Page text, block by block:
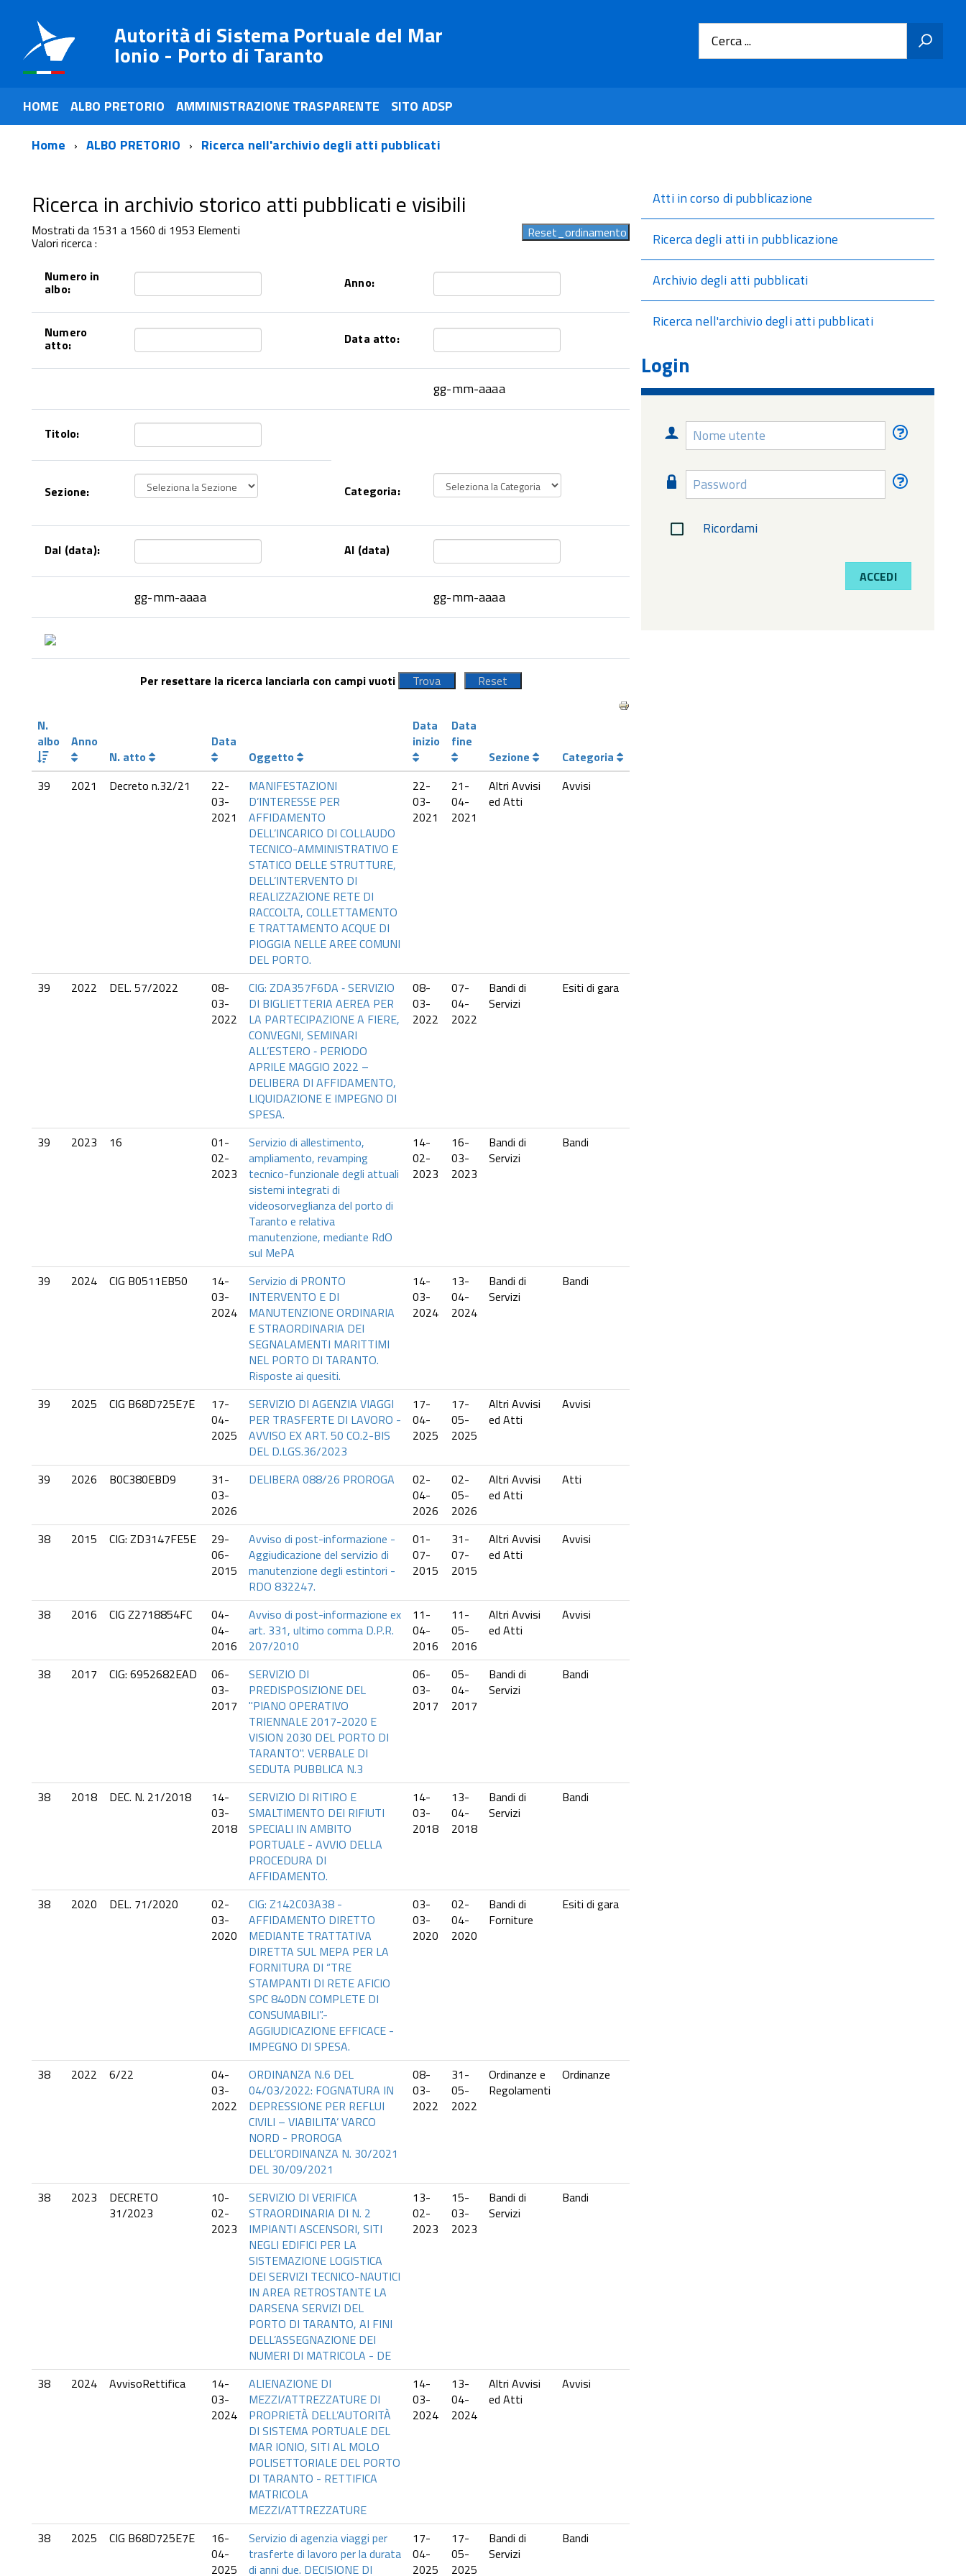
Autorità di Sistema Portuale del Mar
Ionio - Porto di Taranto Cerca ...
HOME ALBO PRETORIO AMMINISTRAZIONE TRASPARENTE
SITO ADSP
Home
ALBO PRETORIO Ricerca nell'archivio degli atti pubblicati
Ricerca in archivio storico atti pubblicati e visibili
Mostrati da 1531 a 1560 di 1953 Elementi
Valori ricerca :
Numero in
albo: Anno:
Numero
atto: Data atto:
gg-mm-aaaa
Titolo:
Sezione: Categoria:
Dal (data): Al (data)
gg-mm-aaaa gg-mm-aaaa
Per resettare la ricerca lanciarla con campi vuoti
N.
albo
Anno
N. atto
Data
Oggetto
Data
inizio
Data
fine
Sezione
Categoria
39
2021 Decreto n.32/21
22-
03-
2021
MANIFESTAZIONI
D’INTERESSE PER
AFFIDAMENTO
DELL’INCARICO DI COLLAUDO
TECNICO-AMMINISTRATIVO E
STATICO DELLE STRUTTURE,
DELL’INTERVENTO DI
REALIZZAZIONE RETE DI
RACCOLTA, COLLETTAMENTO
E TRATTAMENTO ACQUE DI
PIOGGIA NELLE AREE COMUNI
DEL PORTO.
22-
03-
2021
21-
04-
2021
Altri Avvisi
ed Atti
Avvisi
39 2022 DEL. 57/2022
08-
03-
2022
CIG: ZDA357F6DA ‐ SERVIZIO
DI BIGLIETTERIA AEREA PER
LA PARTECIPAZIONE A FIERE,
CONVEGNI, SEMINARI
ALL’ESTERO ‐ PERIODO
APRILE MAGGIO 2022 –
DELIBERA DI AFFIDAMENTO,
LIQUIDAZIONE E IMPEGNO DI
SPESA.
08-
03-
2022
07-
04-
2022
Bandi di
Servizi
Esiti di gara
39 2023 16
01-
02-
2023
Servizio di allestimento,
ampliamento, revamping
tecnico-funzionale degli attuali
sistemi integrati di
videosorveglianza del porto di
Taranto e relativa
manutenzione, mediante RdO
sul MePA
14-
02-
2023
16-
03-
2023
Bandi di
Servizi
Bandi
39 2024 CIG B0511EB50
14-
03-
2024
Servizio di PRONTO
INTERVENTO E DI
MANUTENZIONE ORDINARIA
E STRAORDINARIA DEI
SEGNALAMENTI MARITTIMI
NEL PORTO DI TARANTO.
Risposte ai quesiti.
14-
03-
2024
13-
04-
2024
Bandi di
Servizi
Bandi
39 2025 CIG B68D725E7E
17-
04-
2025
SERVIZIO DI AGENZIA VIAGGI
PER TRASFERTE DI LAVORO -
AVVISO EX ART. 50 CO.2-BIS
DEL D.LGS.36/2023
17-
04-
2025
17-
05-
2025
Altri Avvisi
ed Atti
Avvisi
39 2026 B0C380EBD9
31-
03-
2026
DELIBERA 088/26 PROROGA
02-
04-
2026
02-
05-
2026
Altri Avvisi
ed Atti
Atti
38 2015 CIG: ZD3147FE5E
29-
06-
2015
Avviso di post-informazione -
Aggiudicazione del servizio di
manutenzione degli estintori -
RDO 832247.
01-
07-
2015
31-
07-
2015
Altri Avvisi
ed Atti
Avvisi
38 2016 CIG Z2718854FC
04-
04-
2016
Avviso di post-informazione ex
art. 331, ultimo comma D.P.R.
207/2010
11-
04-
2016
11-
05-
2016
Altri Avvisi
ed Atti
Avvisi
38 2017 CIG: 6952682EAD
06-
03-
2017
SERVIZIO DI
PREDISPOSIZIONE DEL
"PIANO OPERATIVO
TRIENNALE 2017-2020 E
VISION 2030 DEL PORTO DI
TARANTO". VERBALE DI
SEDUTA PUBBLICA N.3
06-
03-
2017
05-
04-
2017
Bandi di
Servizi
Bandi
38 2018 DEC. N. 21/2018
14-
03-
2018
SERVIZIO DI RITIRO E
SMALTIMENTO DEI RIFIUTI
SPECIALI IN AMBITO
PORTUALE - AVVIO DELLA
PROCEDURA DI
AFFIDAMENTO.
14-
03-
2018
13-
04-
2018
Bandi di
Servizi
Bandi
38 2020 DEL. 71/2020
02-
03-
2020
CIG: Z142C03A38 -
AFFIDAMENTO DIRETTO
MEDIANTE TRATTATIVA
DIRETTA SUL MEPA PER LA
FORNITURA DI “TRE
STAMPANTI DI RETE AFICIO
SPC 840DN COMPLETE DI
CONSUMABILI”.-
AGGIUDICAZIONE EFFICACE -
IMPEGNO DI SPESA.
03-
03-
2020
02-
04-
2020
Bandi di
Forniture
Esiti di gara
38 2022 6/22
04-
03-
2022
ORDINANZA N.6 DEL
04/03/2022: FOGNATURA IN
DEPRESSIONE PER REFLUI
CIVILI – VIABILITA’ VARCO
NORD - PROROGA
DELL’ORDINANZA N. 30/2021
DEL 30/09/2021
08-
03-
2022
31-
05-
2022
Ordinanze e
Regolamenti
Ordinanze
38 2023
DECRETO
31/2023
10-
02-
2023
SERVIZIO DI VERIFICA
STRAORDINARIA DI N. 2
IMPIANTI ASCENSORI, SITI
NEGLI EDIFICI PER LA
SISTEMAZIONE LOGISTICA
DEI SERVIZI TECNICO-NAUTICI
IN AREA RETROSTANTE LA
DARSENA SERVIZI DEL
PORTO DI TARANTO, AI FINI
DELL’ASSEGNAZIONE DEI
NUMERI DI MATRICOLA - DE
13-
02-
2023
15-
03-
2023
Bandi di
Servizi
Bandi
38 2024 AvvisoRettifica
14-
03-
2024
ALIENAZIONE DI
MEZZI/ATTREZZATURE DI
PROPRIETÀ DELL’AUTORITÀ
DI SISTEMA PORTUALE DEL
MAR IONIO, SITI AL MOLO
POLISETTORIALE DEL PORTO
DI TARANTO - RETTIFICA
MATRICOLA
MEZZI/ATTREZZATURE
14-
03-
2024
13-
04-
2024
Altri Avvisi
ed Atti
Avvisi
38 2025 CIG B68D725E7E
16-
04-
2025
Servizio di agenzia viaggi per
trasferte di lavoro per la durata
di anni due. DECISIONE DI
17-
04-
2025
17-
05-
2025
Bandi di
Servizi
Bandi
Atti in corso di pubblicazione
Ricerca degli atti in pubblicazione
Archivio degli atti pubblicati
Ricerca nell'archivio degli atti pubblicati
Login
Nome
utente
Nome
utente
Password
Password
Ricordami
ACCEDI